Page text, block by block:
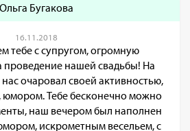
Ольга Бугакова
16.11.2018
тебе с супругом, огромную
проведение нашей свадьбы! На
очаровал своей активностью,
Тебе бесконечно можно
наш вечером был наполнен
искрометным весельем, с